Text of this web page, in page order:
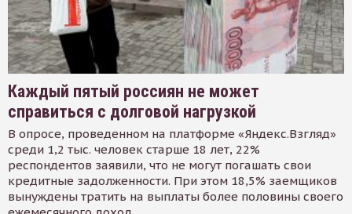
Каждый пятый россиян не может
справиться с долговой нагрузкой
В опросе, проведенном на платформе «Яндекс.Взгляд»
среди 1,2 тыс. человек старше 18 лет, 22%
респондентов заявили, что не могут погашать свои
кредитные задолженности. При этом 18,5% заемщиков
вынуждены тратить на выплаты более половины своего